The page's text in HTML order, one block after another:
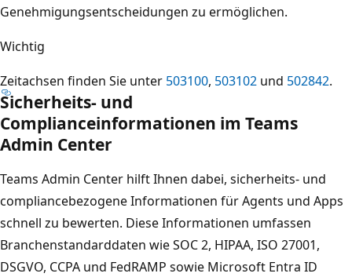
Genehmigungsentscheidungen zu ermöglichen.
Wichtig
Zeitachsen finden Sie unter 503100, 503102 und 502842.
Sicherheits- und
Complianceinformationen im Teams
Admin Center
Teams Admin Center hilft Ihnen dabei, sicherheits- und
compliancebezogene Informationen für Agents und Apps
schnell zu bewerten. Diese Informationen umfassen
Branchenstandarddaten wie SOC 2, HIPAA, ISO 27001,
DSGVO, CCPA und FedRAMP sowie Microsoft Entra ID